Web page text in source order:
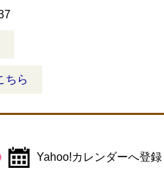
ちら
Yahoo!カレンダーへ登録